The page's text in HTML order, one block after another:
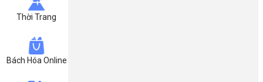
Thời Trang
Bách Hóa Online